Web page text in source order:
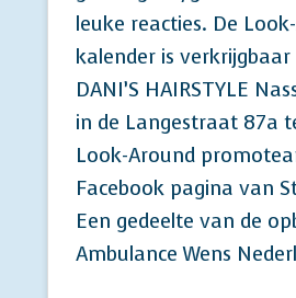
leuke reacties. De
kalender is
DANI’S HAIRSTYLE
in de Langestraat 87a
Look-Around
Facebook pagina van
Een gedeelte van de
Ambulance Wens